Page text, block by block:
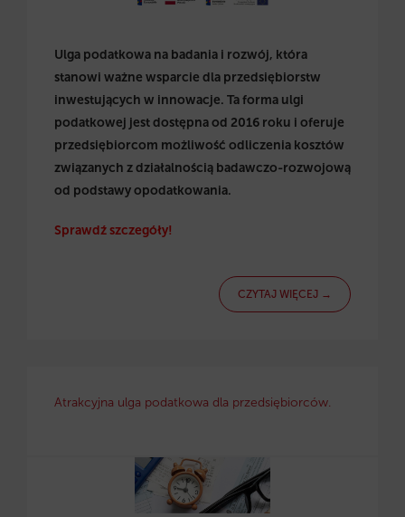
Ulga podatkowa na badania i rozwój, która
stanowi ważne wsparcie dla przedsiębiorstw
inwestujących w innowacje. Ta forma ulgi
podatkowej jest dostępna od 2016 roku i oferuje
przedsiębiorcom możliwość odliczenia kosztów
związanych z działalnością badawczo-rozwojową
od podstawy opodatkowania.
Sprawdź szczegóły!
CZYTAJ WIĘCEJ →
Atrakcyjna ulga podatkowa dla przedsiębiorców.